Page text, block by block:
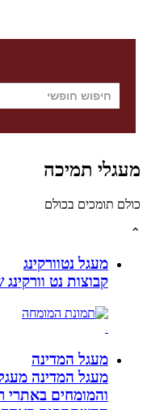
תמיכה
בכולם
מעגל נטוורקינג
קבוצות נט וורקינג של ביז
מעגל המדינה
מעגל המדינה מעגלי
והמומחים באתרי רשת